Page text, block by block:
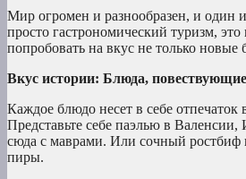
Мир огромен и разнообразен, и один
просто гастрономический туризм,
попробовать на вкус не только
Вкус истории: Блюда,
Каждое блюдо несет в себе
Представьте себе паэлью в
сюда с маврами. Или сочный ростбиф
пиры.